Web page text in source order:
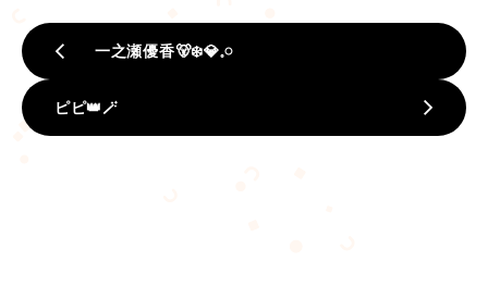
一之瀬優香🐻‍❄️💎𓈒𓏸
ピピ👑🪄